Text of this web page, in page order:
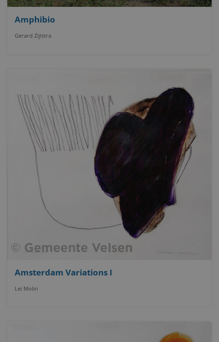
Amphibio
Gerard Zijlstra
Amsterdam Variations I
Lei Molin